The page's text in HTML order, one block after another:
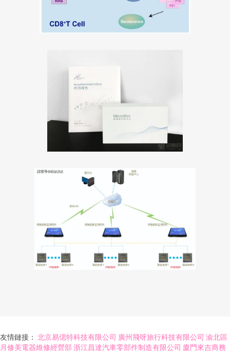
友情鏈接： 北京易偲特科技有限公司 廣州飛呀旅行科技有限公司 渝北區
月修美電器維修經營部 浙江昌達汽車零部件制造有限公司 廈門來吉商務